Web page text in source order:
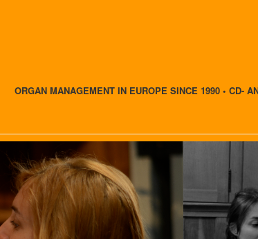
ORGAN MANAGEMENT IN EUROPE SINCE 1990 • CD-